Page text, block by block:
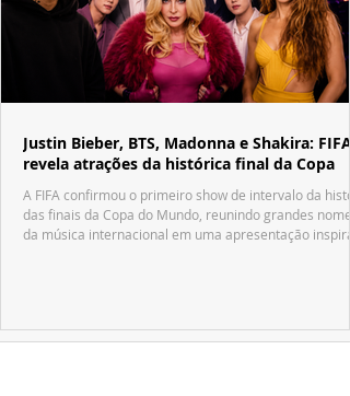
Justin Bieber, BTS, Madonna e Shakira: FIFA
revela atrações da histórica final da Copa
A FIFA confirmou o primeiro show de intervalo da
das finais da Copa do Mundo, reunindo grandes nomes
da música internacional em uma apresentação